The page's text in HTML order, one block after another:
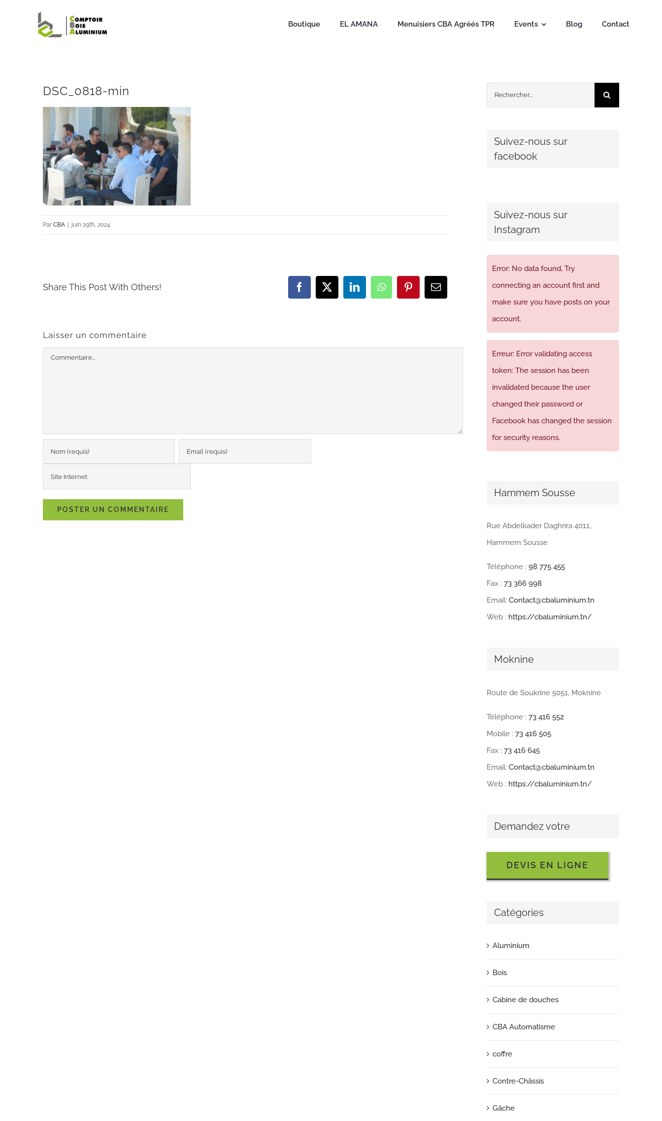
Boutique EL AMANA Menuisiers CBA Agréés TPR Events Blog Contact
DSC_0818-min
Par CBA | juin 29th, 2024
Share This Post With Others! Facebook
X LinkedInWhatsAppPinterestEmail
Laisser un commentaire
Commentaire
Rechercher:
Suivez-nous sur
facebook
Suivez-nous sur
Instagram
Error: No data found, Try
connecting an account first and
make sure you have posts on your
account.
Erreur: Error validating access
token: The session has been
invalidated because the user
changed their password or
Facebook has changed the session
for security reasons.
Hammem Sousse
Rue Abdelkader Daghrira 4011,
Hammem Sousse
Téléphone : 98 775 455
Fax : 73 366 998
Email: Contact@cbaluminium.tn
Web : https://cbaluminium.tn/
Moknine
Route de Soukrine 5051, Moknine
Téléphone : 73 416 552
Mobile : 73 416 505
Fax : 73 416 645
Email: Contact@cbaluminium.tn
Web : https://cbaluminium.tn/
Demandez votre
DEVIS EN LIGNE
Catégories
Aluminium
Bois
Cabine de douches
CBA Automatisme
coffre
Contre-Châssis
Gâche